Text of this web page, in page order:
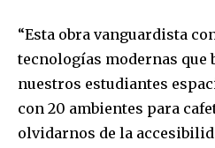
“Esta obra vanguardista
tecnologías modernas que
nuestros estudiantes
con 20 ambientes para
olvidarnos de la